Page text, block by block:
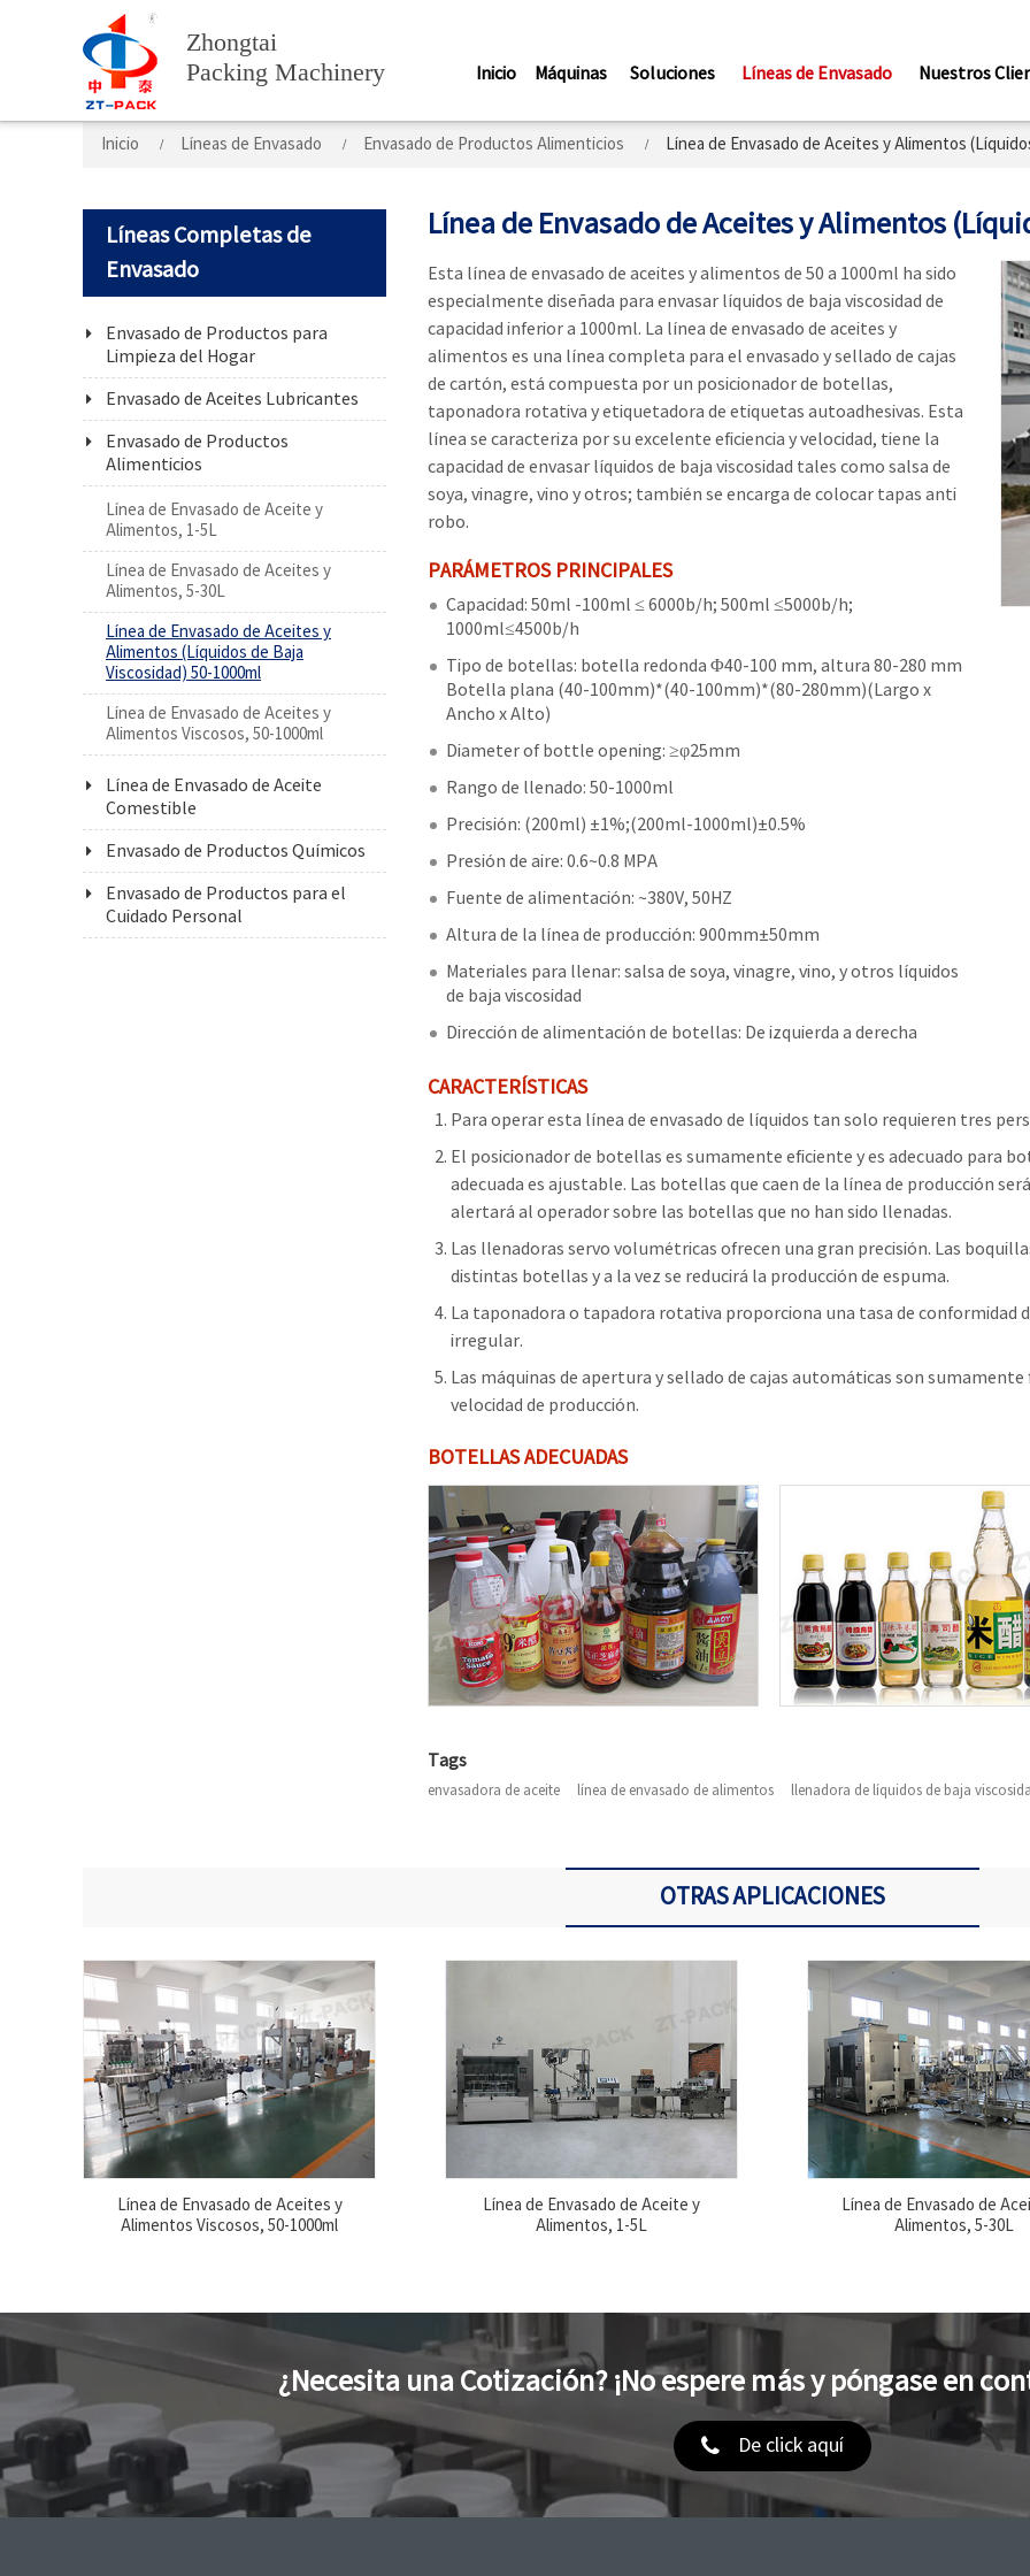
Zhongtai
Packing Machinery
Inicio Máquinas Soluciones Líneas de Envasado Nuestros
Inicio Líneas de Envasado Envasado de Productos Alimenticios Línea de Envasado de Aceites y Alimentos
Línea de Envasado de Aceites y Alimentos
Esta línea de envasado de aceites y alimentos de 50 a 1000ml ha sido
especialmente diseñada para envasar líquidos de baja viscosidad de
capacidad inferior a 1000ml. La línea de envasado de aceites y
alimentos es una línea completa para el envasado y sellado de cajas
de cartón, está compuesta por un posicionador de botellas,
taponadora rotativa y etiquetadora de etiquetas autoadhesivas. Esta
línea se caracteriza por su excelente eficiencia y velocidad, tiene la
capacidad de envasar líquidos de baja viscosidad tales como salsa de
soya, vinagre, vino y otros; también se encarga de colocar tapas anti
robo.
PARÁMETROS PRINCIPALES
Capacidad: 50ml -100ml ≤ 6000b/h; 500ml ≤5000b/h;
1000ml≤4500b/h
Tipo de botellas: botella redonda Φ40-100 mm, altura 80-280 mm
Botella plana (40-100mm)*(40-100mm)*(80-280mm)(Largo x
Ancho x Alto)
Diameter of bottle opening: ≥φ25mm
Rango de llenado: 50-1000ml
Precisión: (200ml) ±1%;(200ml-1000ml)±0.5%
Presión de aire: 0.6~0.8 MPA
Fuente de alimentación: ~380V, 50HZ
Altura de la línea de producción: 900mm±50mm
Materiales para llenar: salsa de soya, vinagre, vino, y otros líquidos
de baja viscosidad
Dirección de alimentación de botellas: De izquierda a derecha
CARACTERÍSTICAS
Para operar esta línea de envasado de líquidos tan solo requieren tres
El posicionador de botellas es sumamente eficiente y es adecuado para
adecuada es ajustable. Las botellas que caen de la línea de producción
alertará al operador sobre las botellas que no han sido llenadas.
Las llenadoras servo volumétricas ofrecen una gran precisión. Las
distintas botellas y a la vez se reducirá la producción de espuma.
La taponadora o tapadora rotativa proporciona una tasa de conformidad
irregular.
Las máquinas de apertura y sellado de cajas automáticas son
velocidad de producción.
BOTELLAS ADECUADAS
Tags
envasadora de aceite línea de envasado de alimentos llenadora de líquidos de baja
Líneas Completas de
Envasado
Envasado de Productos para
Limpieza del Hogar
Envasado de Aceites Lubricantes
Envasado de Productos
Alimenticios
Línea de Envasado de Aceite y
Alimentos, 1-5L
Línea de Envasado de Aceites y
Alimentos, 5-30L
Línea de Envasado de Aceites y
Alimentos (Líquidos de Baja
Viscosidad) 50-1000ml
Línea de Envasado de Aceites y
Alimentos Viscosos, 50-1000ml
Línea de Envasado de Aceite
Comestible
Envasado de Productos Químicos
Envasado de Productos para el
Cuidado Personal
OTRAS APLICACIONES
Línea de Envasado de Aceites y
Alimentos Viscosos, 50-1000ml
Línea de Envasado de Aceite y
Alimentos, 1-5L
Línea de Envasado de
Alimentos, 5-30L
¿Necesita una Cotización? ¡No espere más y póngase en
De click aquí